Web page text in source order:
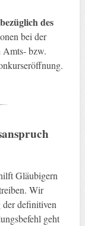
des
bei der
Amts- bzw.
Gläubigern
Wir
der definitiven
geht